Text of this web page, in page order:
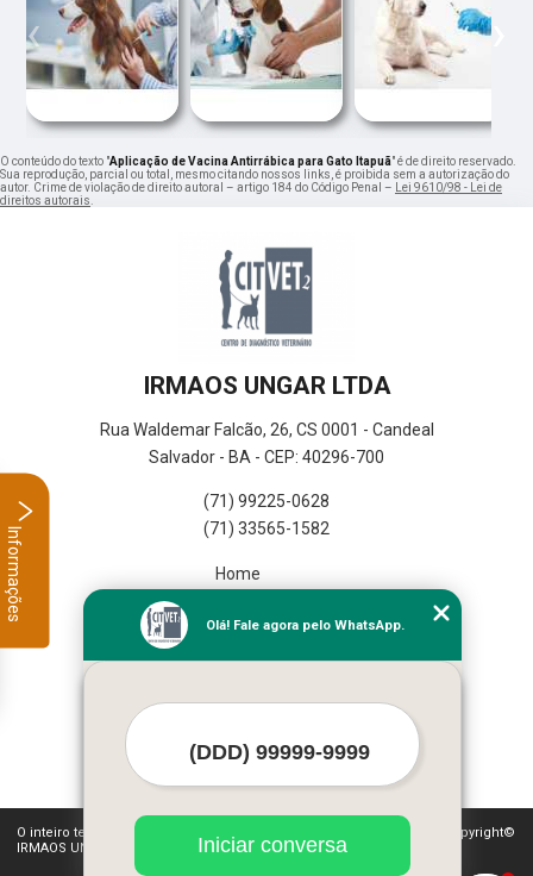
‹ ›
O conteúdo do texto "Aplicação de Vacina Antirrábica para Gato Itapuã" é de direito reservado.
Sua reprodução, parcial ou total, mesmo citando nossos links, é proibida sem a autorização do
autor. Crime de violação de direito autoral – artigo 184 do Código Penal – Lei 9610/98 - Lei de
direitos autorais.
IRMAOS UNGAR LTDA
Rua Waldemar Falcão, 26, CS 0001 - Candeal
Salvador - BA - CEP: 40296-700
(71) 99225-0628
(71) 33565-1582
Home
Missão
Serviços
O inteiro teor deste site está sujeito à proteção de direitos autorais. Copyright©
IRMAOS UNGAR LTDA (Lei 9610 de 19/02/1998)
Olá! Fale agora pelo WhatsApp.
Iniciar conversa
Informações